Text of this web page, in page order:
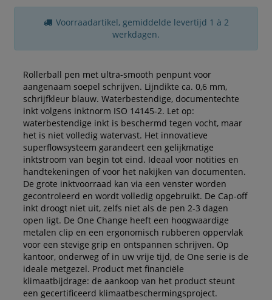
Voorraadartikel, gemiddelde levertijd 1 à 2
werkdagen.
Rollerball pen met ultra-smooth penpunt voor
aangenaam soepel schrijven. Lijndikte ca. 0,6 mm,
schrijfkleur blauw. Waterbestendige, documentechte
inkt volgens inktnorm ISO 14145-2. Let op:
waterbestendige inkt is beschermd tegen vocht, maar
het is niet volledig watervast. Het innovatieve
superflowsysteem garandeert een gelijkmatige
inktstroom van begin tot eind. Ideaal voor notities en
handtekeningen of voor het nakijken van documenten.
De grote inktvoorraad kan via een venster worden
gecontroleerd en wordt volledig opgebruikt. De Cap-off
inkt droogt niet uit, zelfs niet als de pen 2-3 dagen
open ligt. De One Change heeft een hoogwaardige
metalen clip en een ergonomisch rubberen oppervlak
voor een stevige grip en ontspannen schrijven. Op
kantoor, onderweg of in uw vrije tijd, de One serie is de
ideale metgezel. Product met financiële
klimaatbijdrage: de aankoop van het product steunt
een gecertificeerd klimaatbeschermingsproject.